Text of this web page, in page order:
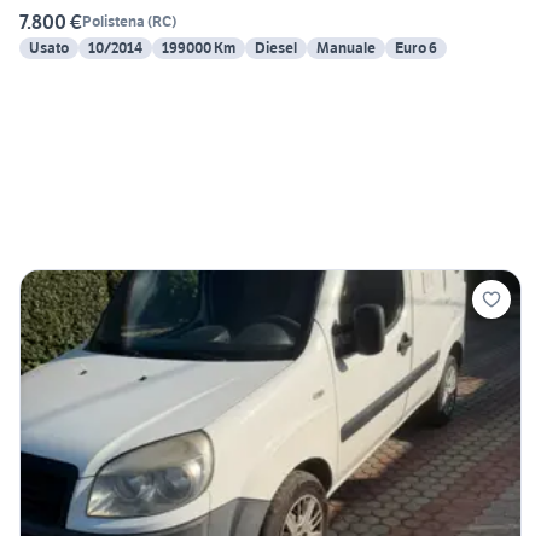
7.800 €Polistena (RC)
Usato
10/2014 199000 Km Diesel Manuale Euro 6